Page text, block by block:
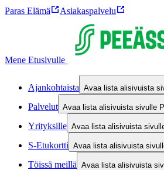
Paras Elämä Asiakaspalvelu
Mene Etusivulle
Ajankohtaista Avaa lista alisivuista
Palvelut Avaa lista alisivuista sivulle
Yrityksille Avaa lista alisivuista
S-Etukortti Avaa lista alisivuista
Töissä meillä Avaa lista alisivuista